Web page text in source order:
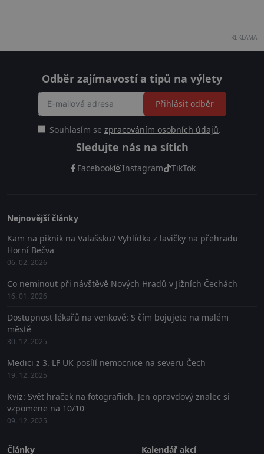
REKLAMA
Odběr zajímavostí a tipů na výlety
Souhlasím se zpracováním osobních údajů.
Přihlásit odběr
Sledujte nás na sítích
Facebook Instagram TikTok
Nejnovější články
Kam na piknik na Valašsku? Vyhlídka z lavičky na přehradu
Horní Bečva
06. 02. 2026
Co neminout při návštěvě Nových Hradů v Jižních Čechách
16. 01. 2026
Dostupnost lékařů na venkově: S čím bojujete na malém
městě
30. 12. 2025
Medici z 3. LF UK posílí nemocnice na severu Čech
19. 12. 2025
Kvíz: Svět hraček na fotografiích. Jen opravdový znalec si
vzpomene na 10/10
09. 12. 2025
Články Kalendář akcí